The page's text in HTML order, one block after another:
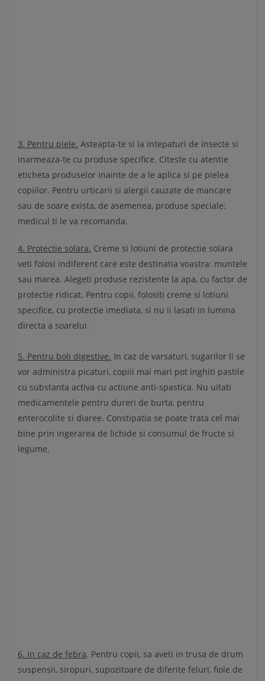
3. Pentru piele. Asteapta-te si la intepaturi de insecte si
inarmeaza-te cu produse specifice. Citeste cu atentie
eticheta produselor inainte de a le aplica si pe pielea
copiilor. Pentru urticarii si alergii cauzate de mancare
sau de soare exista, de asemenea, produse speciale:
medicul ti le va recomanda.
4. Protectie solara. Creme si lotiuni de protectie solara
veti folosi indiferent care este destinatia voastra: muntele
sau marea. Alegeti produse rezistente la apa, cu factor de
protectie ridicat. Pentru copii, folositi creme si lotiuni
specifice, cu protectie imediata, si nu ii lasati in lumina
directa a soarelui.
5. Pentru boli digestive. In caz de varsaturi, sugarilor li se
vor administra picaturi, copiii mai mari pot inghiti pastile
cu substanta activa cu actiune anti-spastica. Nu uitati
medicamentele pentru dureri de burta, pentru
enterocolite si diaree. Constipatia se poate trata cel mai
bine prin ingerarea de lichide si consumul de fructe si
legume.
6. In caz de febra. Pentru copii, sa aveti in trusa de drum
suspensii, siropuri, supozitoare de diferite feluri, fiole de